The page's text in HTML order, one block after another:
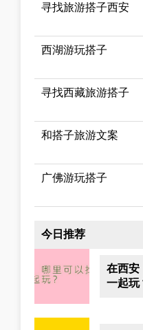
寻找旅游搭子西安
西湖游玩搭子
寻找西藏旅游搭子
和搭子旅游文案
广佛游玩搭子
今日推荐
在西安
一起玩